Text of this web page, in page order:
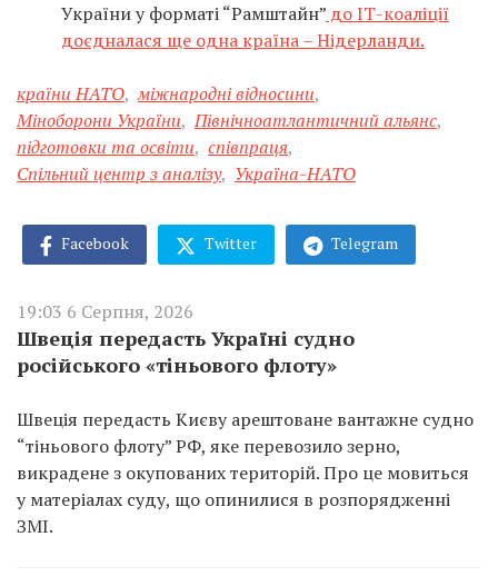
України у форматі “Рамштайн” до ІТ-коаліції
доєдналася ще одна країна – Нідерланди.
країни НАТО, міжнародні відносини,
Міноборони України, Північноатлантичний альянс,
підготовки та освіти, співпраця,
Спільний центр з аналізу, Україна-НАТО
Facebook Twitter Telegram
19:03 6 Серпня, 2026
Швеція передасть Україні судно
російського «тіньового флоту»
Швеція передасть Києву арештоване вантажне судно
“тіньового флоту” РФ, яке перевозило зерно,
викрадене з окупованих територій. Про це мовиться
у матеріалах суду, що опинилися в розпорядженні
ЗМІ.